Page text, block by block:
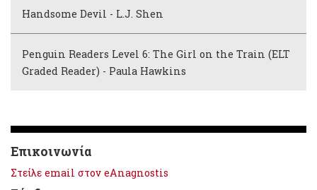
Handsome Devil - L.J. Shen
Penguin Readers Level 6: The Girl on the Train (ELT
Graded Reader) - Paula Hawkins
Επικοινωνία
Στείλε email στον eAnagnostis